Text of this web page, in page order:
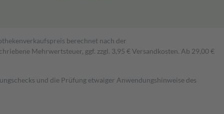
berechnet nach der
Mehrwertsteuer, ggf. zzgl. 3,95 € Versandkosten. Ab 29,00 €
und die Prüfung etwaiger Anwendungshinweise des